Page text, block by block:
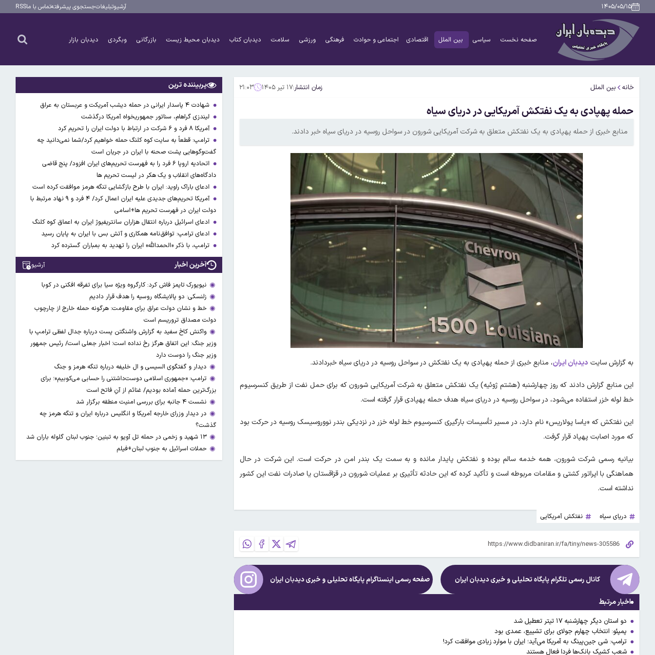
۱۴۰۵/۰۵/۱۵ آرشیوتبلیغاتجستجوی پیشرفتهتماس با ماRSS
صفحه نخست سیاسی بین الملل اقتصادی اجتماعی و حوادث فرهنگی ورزشی سلامت دیدبان کتاب دیدبان محیط زیست بازرگانی وبگردی دیدبان بازار
خانه بین الملل زمان انتشار:۱۷ تیر ۱۴۰۵ ۲۱:۰۳
حمله پهپادی به یک نفتکش آمریکایی در دریای سیاه
منابع خبری از حمله پهپادی به یک نفتکش متعلق به شرکت آمریکایی شورون در سواحل روسیه در دریای سیاه خبر دادند.
به گزارش سایت دیدبان ایران، منابع خبری از حمله پهپادی به یک نفتکش در سواحل روسیه در دریای سیاه خبردادند.
این منابع گزارش دادند که روز چهارشنبه (هشتم ژوئیه) یک نفتکش متعلق به شرکت آمریکایی شورون که برای حمل نفت از طریق کنسرسیوم
خط لوله خزر استفاده می‌شود، در سواحل روسیه در دریای سیاه هدف حمله پهپادی قرار گرفته است.
این نفتکش که «یاسا پولاریس» نام دارد، در مسیر تأسیسات بارگیری کنسرسیوم خط لوله خزر در نزدیکی بندر نووروسیسک روسیه در حرکت بود
که مورد اصابت پهپاد قرار گرفت.
بیانیه رسمی شرکت شورون، همه خدمه سالم بوده و نفتکش پایدار مانده و به سمت یک بندر امن در حرکت است. این شرکت در حال
هماهنگی با اپراتور کشتی و مقامات مربوطه است و تأکید کرده که این حادثه تأثیری بر عملیات شورون در قزاقستان یا صادرات نفت این کشور
نداشته است.
دریای سیاه نفتکش آمریکایی
کانال رسمی تلگرام پایگاه تحلیلی و خبریدیدبان ایران صفحه رسمی اینستاگرام پایگاه تحلیلی و خبریدیدبان ایران
اخبار مرتبط
دو استان دیگر چهارشنبه ۱۷ تیتر تعطیل شد
پمپئو: انتخاب چهارم جولای برای تشییع، عمدی بود
ترامپ: شی جین‌پینگ به آمریکا می‌آید؛ ایران با موارد زیادی موافقت کرد!
شعب کشیک بانک‌ها فردا فعال هستند
پربیننده ترین
شهادت ۴ پاسدار ایرانی در حمله دیشب آمریکت و عربستان به عراق
لیندزی گراهام، سناتور جمهوریخواه آمریکا درگذشت
آمریکا ۸ فرد و ۶ شرکت در ارتباط با دولت ایران را تحریم کرد
ترامپ: قطعاً به سایت کوه کلنگ حمله خواهیم کرد/شما نمی‌دانید چه
گفت‌وگوهایی پشت صحنه با ایران در جریان است
اتحادیه اروپا ۶ فرد را به فهرست تحریم‌های ایران افزود/ پنج قاضی
دادگاه‌های انقلاب و یک هکر در لیست تحریم ها
ادعای باراک راوید: ایران با طرح بازگشایی تنگه هرمز موافقت کرده است
آمریکا تحریم‌های جدیدی علیه ایران اعمال کرد/ ۴ فرد و ۹ نهاد مرتبط با
دولت ایران در فهرست تحریم ها+اسامی
ادعای اسرائیل درباره انتقال هزاران سانتریفیوژ ایران به اعماق کوه کلنگ
ادعای ترامپ: توافق‌نامه همکاری و آتش بس با ایران به پایان رسید
ترامپ، با ذکر «الحمدالله» ایران را تهدید به بمباران گسترده کرد
آخرین اخبار آرشیو
نیویورک تایمز فاش کرد: کارگروه ویژه سیا برای تفرقه افکنی در کوبا
زلنسکی: دو پالایشگاه روسیه را هدف قرار دادیم
خط و نشان دولت عراق برای مقاومت: هرگونه حمله خارج از چارچوب
دولت مصداق تروریسم است
واکنش کاخ سفید به گزارش واشنگتن پست درباره جدال لفظی ترامپ با
وزیر جنگ: این اتفاق هرگز رخ نداده است؛ اخبار جعلی است/ رئیس جمهور
وزیر جنگ را دوست دارد
دیدار و گفتگوی السیسی و ال خلیفه درباره تنگه هرمز و جنگ
ترامپ: «جمهوری اسلامی دوست‌داشتنی را حسابی می‌کوبیم»؛ برای
بزرگ‌ترین حمله آماده بودیم/ غنائم از آنِ فاتح است
نشست ۴ جانبه برای بررسی امنیت منطقه برگزار شد
در دیدار وزرای خارجه آمریکا و انگلیس درباره ایران و تنگه هرمز چه
گذشت؟
۱۳ شهید و زخمی در حمله تل آویو به تبنین؛ جنوب لبنان گلوله باران شد
حملات اسرائیل به جنوب لبنان+فیلم